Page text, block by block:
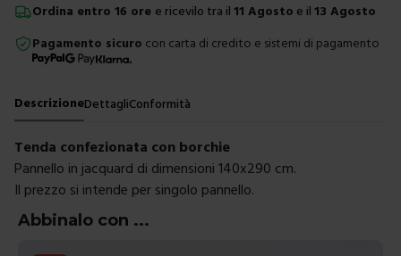
Ordina entro 16 ore e ricevilo tra il 11 Agosto e il 13 Agosto
Pagamento sicuro con carta di credito e sistemi di pagamento
DescrizioneDettagliConformità
Tenda confezionata con borchie
Pannello in jacquard di dimensioni 140x290 cm.
Il prezzo si intende per singolo pannello.
Abbinalo con ...